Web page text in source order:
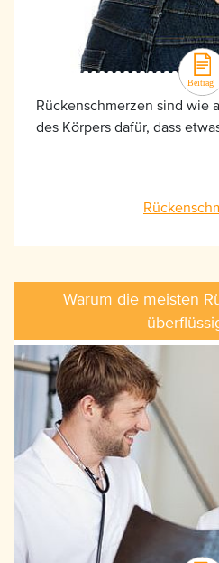
Rückenschmerzen sind wie
des Körpers dafür, dass
Warum die meisten